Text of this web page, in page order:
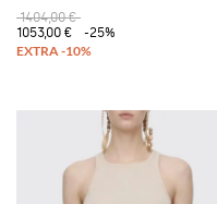
1404,00 €
1053,00 €
-25%